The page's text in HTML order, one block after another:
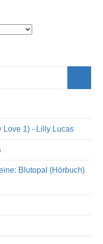
Love 1) - Lilly Lucas
Blutopal (Hörbuch)